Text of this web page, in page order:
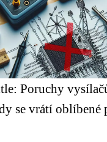
Poruchy
se vrátí oblíbené